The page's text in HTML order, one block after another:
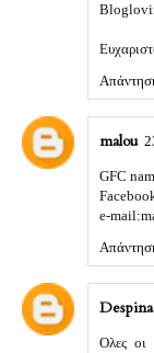
malou
GFC
e-
Oλες οι